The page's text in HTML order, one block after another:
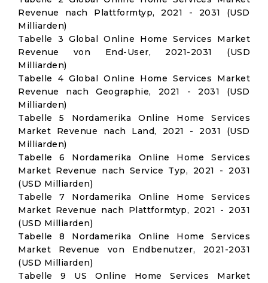
Revenue nach Plattformtyp, 2021 - 2031 (USD
Milliarden)
Tabelle 3 Global Online Home Services Market
Revenue von End-User, 2021-2031 (USD
Milliarden)
Tabelle 4 Global Online Home Services Market
Revenue nach Geographie, 2021 - 2031 (USD
Milliarden)
Tabelle 5 Nordamerika Online Home Services
Market Revenue nach Land, 2021 - 2031 (USD
Milliarden)
Tabelle 6 Nordamerika Online Home Services
Market Revenue nach Service Typ, 2021 - 2031
(USD Milliarden)
Tabelle 7 Nordamerika Online Home Services
Market Revenue nach Plattformtyp, 2021 - 2031
(USD Milliarden)
Tabelle 8 Nordamerika Online Home Services
Market Revenue von Endbenutzer, 2021-2031
(USD Milliarden)
Tabelle 9 US Online Home Services Market